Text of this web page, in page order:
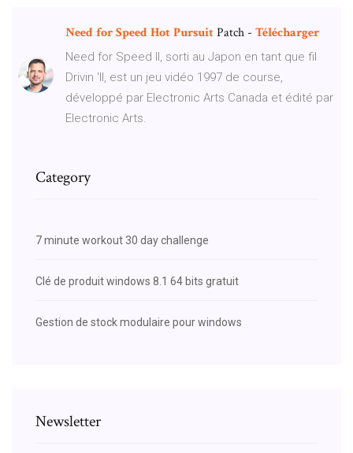
NeedforSpeedHotPursuitPatch - Télécharger
Need for Speed II, sorti au Japon en tant que fil
Drivin 'II, est un jeu vidéo 1997 de course,
développé par Electronic Arts Canada et édité par
Electronic Arts.
Category
7 minute workout 30 day challenge
Clé de produit windows 8.1 64 bits gratuit
Gestion de stock modulaire pour windows
Newsletter